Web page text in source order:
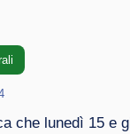
che lunedì 15 e